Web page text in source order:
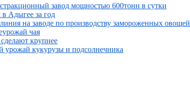
завод мощностью 600тонн в сутки
Адыгее за год
на заводе по производству замороженных овощей
чая
крупнее
кукурузы и подсолнечника